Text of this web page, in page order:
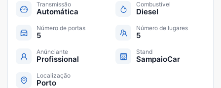
Transmissão
Automática
Combustível
Diesel
Número de portas
5
Número de lugares
5
Anúnciante
Profissional
Stand
SampaioCar
Localização
Porto